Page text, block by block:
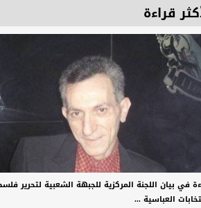
قراءة
في بيان اللجنة المركزية للجبهة الشعبية لتحرير
العباسية ...